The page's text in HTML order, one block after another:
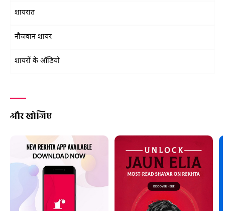
शायरात
नौजवान शायर
शायरों के ऑडियो
और खोजिए